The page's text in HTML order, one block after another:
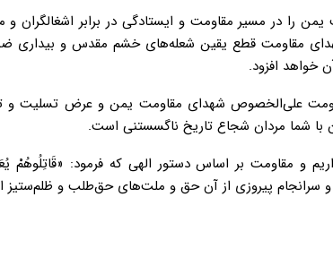
را در مسیر مقاومت و ایستادگی در برابر اشغالگران و
مقاومت قطع یقین شعله‌های خشم مقدس و بیداری
خواهد افزود.
علی‌الخصوص شهدای مقاومت یمن و عرض تسلیت و
با شما مردان شجاع تاریخ ناگسستنی است.
و مقاومت بر اساس دستور الهی که فرمود: «قَاتِلُوهُمْ
و سرانجام پیروزی از آن حق‌ و ملت‌های حق‌طلب و